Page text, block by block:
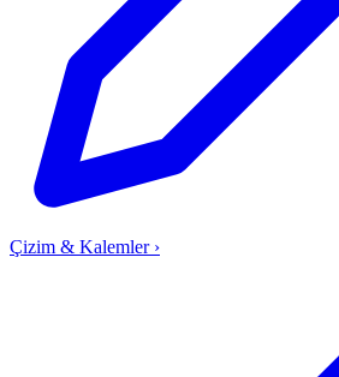
Çizim & Kalemler ›